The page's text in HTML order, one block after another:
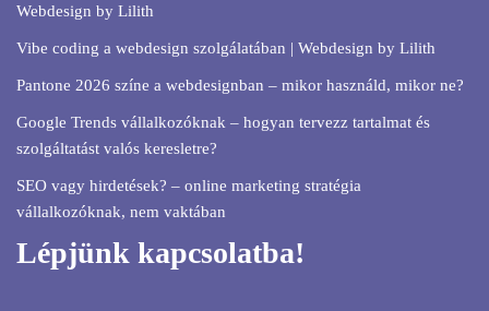
Webdesign by Lilith
Vibe coding a webdesign szolgálatában | Webdesign by Lilith
Pantone 2026 színe a webdesignban – mikor használd, mikor ne?
Google Trends vállalkozóknak – hogyan tervezz tartalmat és
szolgáltatást valós keresletre?
SEO vagy hirdetések? – online marketing stratégia
vállalkozóknak, nem vaktában
Lépjünk kapcsolatba!